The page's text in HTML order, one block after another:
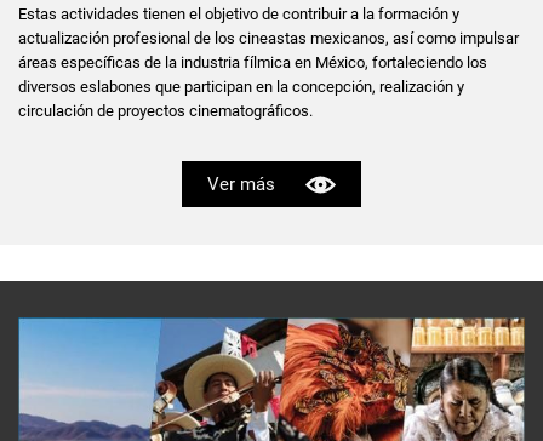
Estas actividades tienen el objetivo de contribuir a la formación y
actualización profesional de los cineastas mexicanos, así como impulsar
áreas específicas de la industria fílmica en México, fortaleciendo los
diversos eslabones que participan en la concepción, realización y
circulación de proyectos cinematográficos.
Ver más